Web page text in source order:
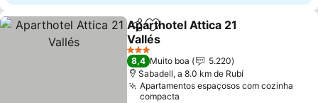
PartilharAdicionar aos favoritos
Aparthotel Attica 21
Vallés
3 Estrelas
8,4 Muito boa
5.220
Sabadell, a 8.0 km de Rubí
Apartamentos espaçosos com cozinha
compacta